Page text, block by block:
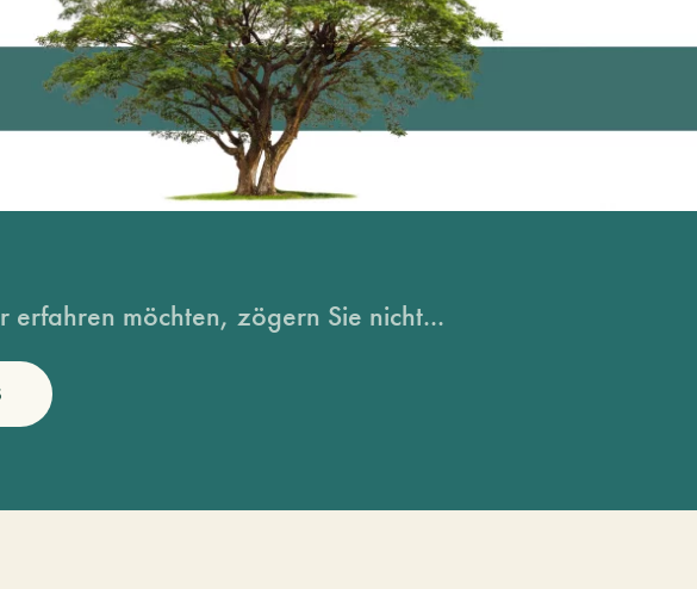
erfahren möchten, zögern Sie nicht...